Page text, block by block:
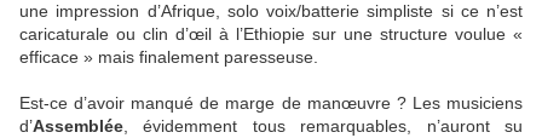
une impression d’Afrique, solo voix/batterie simpliste si ce n’est
caricaturale ou clin d’œil à l’Ethiopie sur une structure voulue «
efficace » mais finalement paresseuse.
Est-ce d’avoir manqué de marge de manœuvre ? Les musiciens
d’Assemblée , évidemment tous remarquables, n’auront su